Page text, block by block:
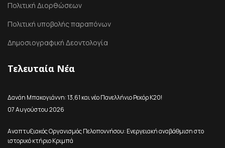
Πολιτική Διορθώσεων
Πολιτική υποβολής παραπόνων
Δημοσιογραφική Δεοντολογία
Τελευταία Νέα
Δανάη Μπακογιάννη: 13,61 και νέο Πανελλήνιο Ρεκόρ Κ20!
07 Αυγούστου 2026
Αναπτυξιακός Οργανισμός Πελοποννήσου: Ενεργειακή αναβάθμιση στο
ιστορικό κτήριο Κριμπά